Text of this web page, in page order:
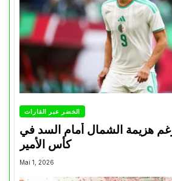
الخضر عبر القارات
هزيمة الشمال أمام السد في
كأس الأمير
Mai 1, 2026